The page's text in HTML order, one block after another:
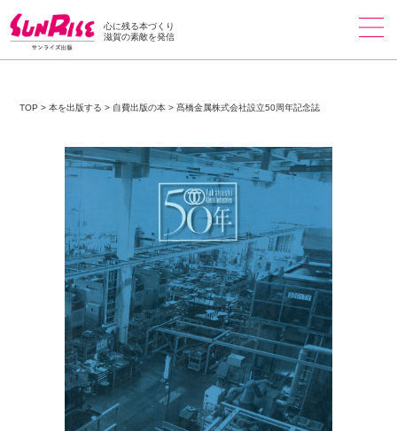
心に残る本づくり
滋賀の素敵を発信
TOP >本を出版する > 自費出版の本 >髙橋金属株式会社設立50周年記念誌